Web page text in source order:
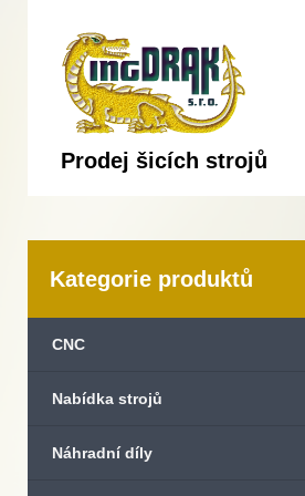
Prodej šicích strojů
Kategorie produktů
CNC
Nabídka strojů
Náhradní díly